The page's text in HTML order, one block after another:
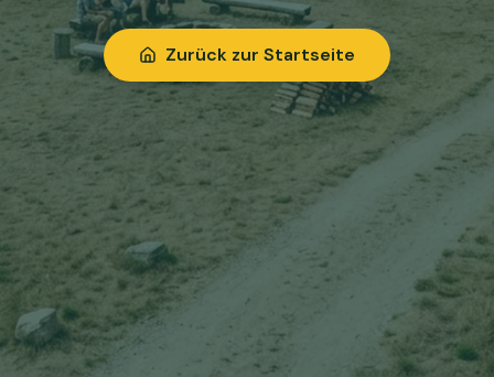
Zurück zur Startseite